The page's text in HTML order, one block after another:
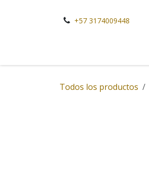
+57 3174009448
Todos los productos